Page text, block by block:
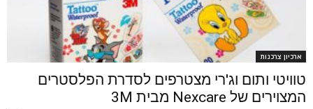
ארכיון צרכנות
טוויטי ותום וג'רי מצטרפים לסדרת הפלסטרים
המצוירים של Nexcare מבית 3M